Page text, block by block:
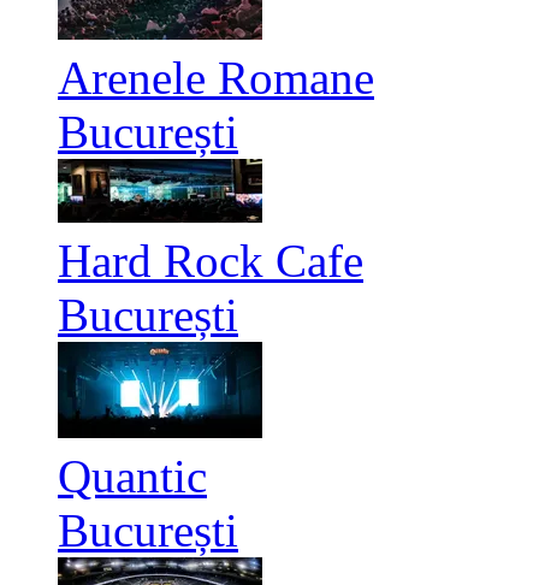
Arenele Romane
București
Hard Rock Cafe
București
Quantic
București